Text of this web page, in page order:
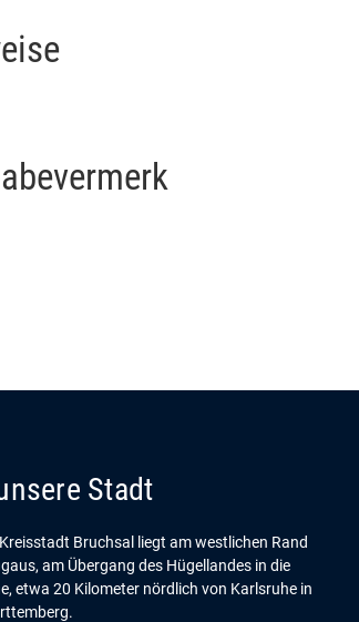
Stadt
Bruchsal liegt am westlichen Rand
am Übergang des Hügellandes in die
etwa 20 Kilometer nördlich von Karlsruhe in